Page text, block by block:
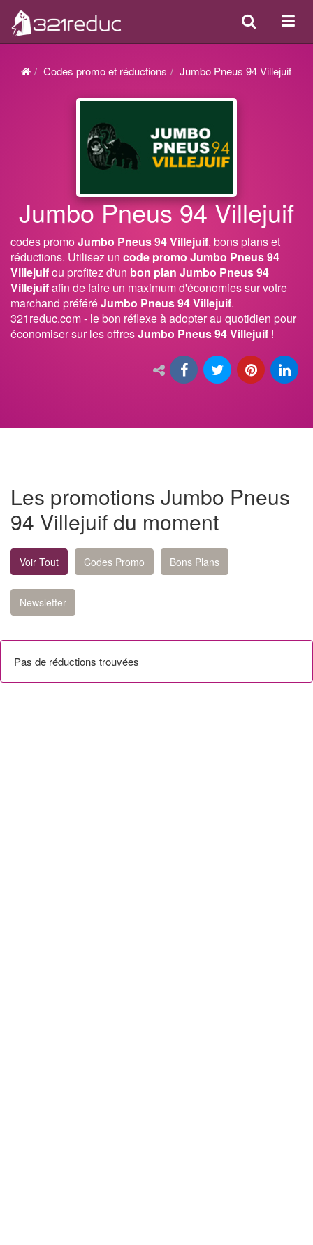
ou
Search
Codes promo et réductions Jumbo Pneus 94 Villejuif
Jumbo Pneus 94 Villejuif
codes promoJumbo Pneus 94 Villejuif, bons plans et
réductions. Utilisez un code promo Jumbo Pneus 94
Villejuifou profitez d'un bon plan Jumbo Pneus 94
Villejuifafin de faire un maximum d'économies sur votre
marchand préféréJumbo Pneus 94 Villejuif.
321reduc.com - le bon réflexe à adopter au quotidien pour
économiser sur les offresJumbo Pneus 94 Villejuif !
Les promotions Jumbo Pneus
94 Villejuif du moment
Voir Tout Codes Promo Bons Plans
Newsletter
Pas de réductions trouvées